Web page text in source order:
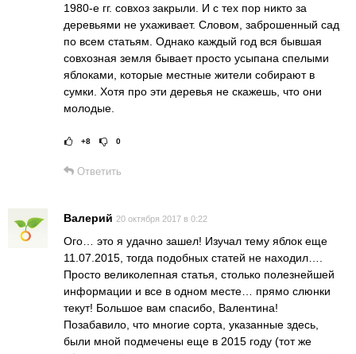
1980-е гг. совхоз закрыли. И с тех пор никто за
деревьями не ухаживает. Словом, заброшенный сад
по всем статьям. Однако каждый год вся бывшая
совхозная земля бывает просто усыпана спелыми
яблоками, которые местные жители собирают в
сумки. Хотя про эти деревья не скажешь, что они
молодые.
Рейтинг статьи:
+8 0
Ответить
Валерий 20 октября 2017 в 0:22
Ого… это я удачно зашел! Изучал тему яблок еще
11.07.2015, тогда подобных статей не находил….
Просто великолепная статья, столько полезнейшей
информации и все в одном месте… прямо слюнки
текут! Большое вам спасибо, Валентина!
Позабавило, что многие сорта, указанные здесь,
были мной подмечены еще в 2015 году (тот же